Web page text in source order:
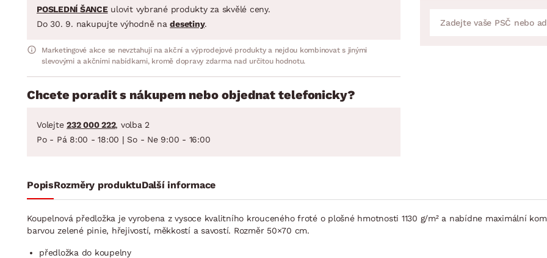
POSLEDNÍ ŠANCEulovit vybrané produkty za skvělé ceny.
Do 30. 9. nakupujte výhodně nadesetiny.
Marketingové akce se nevztahují na akční a výprodejové produkty a nejdou kombinovat s jinými
slevovými a akčními nabídkami, kromě dopravy zdarma nad určitou hodnotu.
Chcete poradit s nákupem nebo objednat telefonicky?
Volejte 232 000 222, volba 2
Po - Pá 8:00 - 18:00 | So - Ne 9:00 - 16:00
PopisRozměry produktuDalší informace
Koupelnová předložka je vyrobena z vysoce kvalitního krouceného froté o plošné hmotnosti 1130 g/m² a nabídne maximální
barvou zelené pinie, hřejivostí, měkkostí a savostí. Rozměr 50×70 cm.
předložka do koupelny